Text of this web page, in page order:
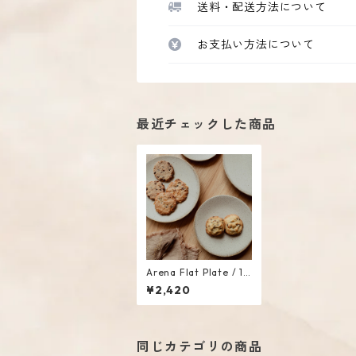
送料・配送方法について
お支払い方法について
最近チェックした商品
Arena Flat Plate / 19
cm
¥2,420
同じカテゴリの商品